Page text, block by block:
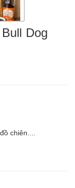
Dog
chiên....